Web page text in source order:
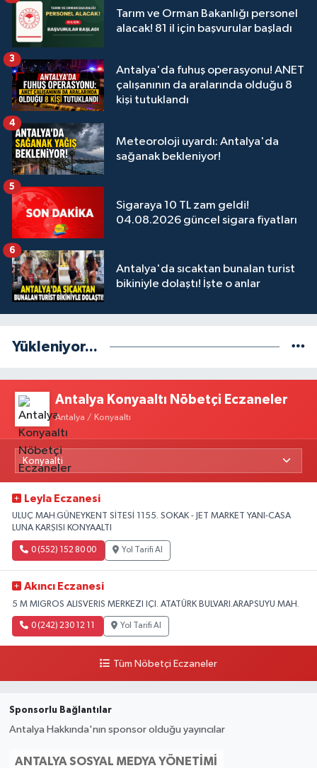
Tarım ve Orman Bakanlığı personel
alacak! 81 il için başvurular başladı
Antalya'da fuhuş operasyonu! ANET
çalışanının da aralarında olduğu 8
kişi tutuklandı
3
Meteoroloji uyardı: Antalya'da
sağanak bekleniyor!
4
Sigaraya 10 TL zam geldi!
04.08.2026 güncel sigara fiyatları
5
Antalya'da sıcaktan bunalan turist
bikiniyle dolaştı! İşte o anlar
6
Yükleniyor...
Antalya Konyaaltı Nöbetçi Eczaneler
Antalya / Konyaaltı
Leyla Eczanesi
ULUÇ MAH.GÜNEYKENT SİTESİ 1155. SOKAK - JET MARKET YANI-CASA
LUNA KARŞISI KONYAALTI
0 (552) 152 80 00 Yol Tarifi Al
Akıncı Eczanesi
5 M MIGROS ALISVERIS MERKEZI IÇI. ATATÜRK BULVARI.ARAPSUYU MAH.
0 (242) 230 12 11 Yol Tarifi Al
Tüm Nöbetçi Eczaneler
Sponsorlu Bağlantılar
Antalya Hakkında'nın sponsor olduğu yayıncılar
ANTALYA SOSYAL MEDYA YÖNETIMI